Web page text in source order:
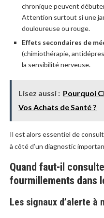
chronique peuvent
Attention surtout si une
douloureuse ou rouge.
Effets secondaires de
(chimiothérapie,
la sensibilité nerveuse.
Lisez aussi : Pourquoi
Vos Achats de Santé ?
Il est alors essentiel de
à côté d’un diagnostic
Quand faut-il
fourmillements dans
Les signaux d’alerte à